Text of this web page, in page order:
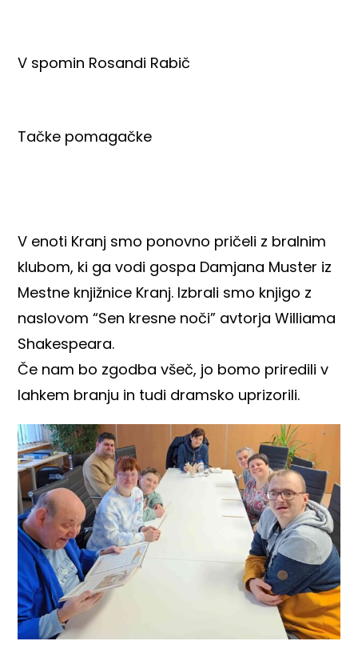
V spomin Rosandi Rabič
Tačke pomagačke
V enoti Kranj smo ponovno pričeli z bralnim
klubom, ki ga vodi gospa Damjana Muster iz
Mestne knjižnice Kranj. Izbrali smo knjigo z
naslovom “Sen kresne noči” avtorja Williama
Shakespeara.
Če nam bo zgodba všeč, jo bomo priredili v
lahkem branju in tudi dramsko uprizorili.